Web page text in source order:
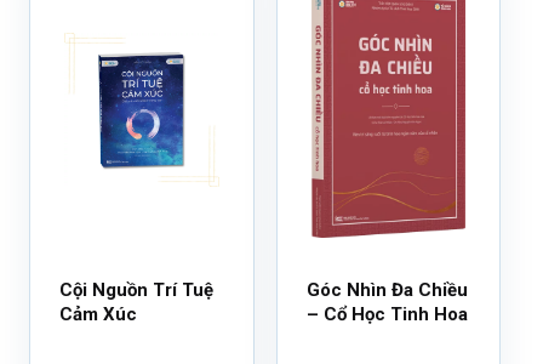
Cội Nguồn Trí Tuệ
Cảm Xúc
Góc Nhìn Đa Chiều
– Cổ Học Tinh Hoa